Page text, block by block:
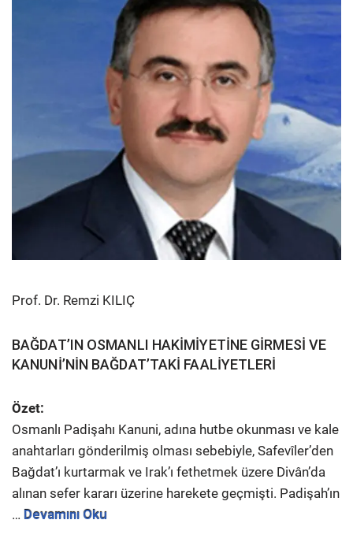
Prof. Dr. Remzi KILIÇ
BAĞDAT’IN OSMANLI HAKİMİYETİNE GİRMESİ VE
KANUNİ’NİN BAĞDAT’TAKİ FAALİYETLERİ
Özet:
Osmanlı Padişahı Kanuni, adına hutbe okunması ve kale
anahtarları gönderilmiş olması sebebiyle, Safevîler’den
Bağdat’ı kurtarmak ve Irak’ı fethetmek üzere Divân’da
alınan sefer kararı üzerine harekete geçmişti. Padişah’ın
… Devamını Oku